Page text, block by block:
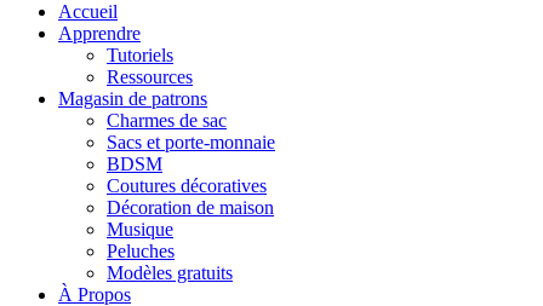
Accueil
Apprendre
Tutoriels
Ressources
Magasin de patrons
Charmes de sac
Sacs et porte-monnaie
BDSM
Coutures décoratives
Décoration de maison
Musique
Peluches
Modèles gratuits
À Propos